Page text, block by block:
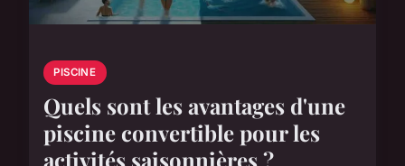
PISCINE
Quels sont les avantages d'une
piscine convertible pour les
activités saisonnières ?